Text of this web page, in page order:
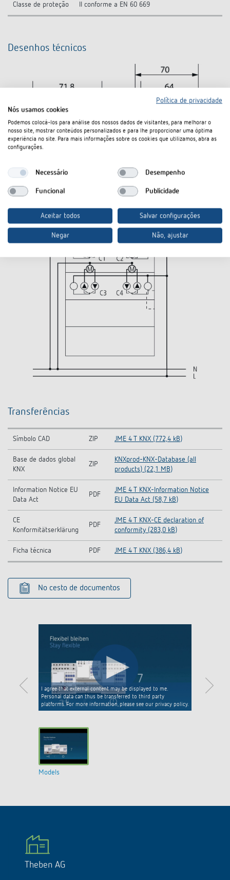
Classe de proteção II conforme a EN 60 669
Desenhos técnicos
Transferências
Símbolo CAD ZIP JME 4 T KNX (772,4 kB)
Base de dados global
KNX
ZIP
KNXprod-KNX-Database (all
products) (22,1 MB)
Information Notice EU
Data Act
PDF
JME 4 T KNX-Information Notice
EU Data Act (58,7 kB)
CE
Konformitätserklärung
PDF
JME 4 T KNX-CE declaration of
conformity (283,0 kB)
Ficha técnica PDF JME 4 T KNX (386,4 kB)
No cesto de documentos
I agree that external content may be displayed to me.
Personal data can thus be transferred to third party
platforms. For more information, please see our privacy policy.
Models
Theben AG
Política de privacidade
Nós usamos cookies
Podemos colocá-los para análise dos nossos dados de visitantes, para melhorar o
nosso site, mostrar conteúdos personalizados e para lhe proporcionar uma óptima
experiência no site. Para mais informações sobre os cookies que utilizamos, abra as
configurações.
Necessário Desempenho
Funcional Publicidade
Aceitar todos Salvar configurações
Negar Não, ajustar